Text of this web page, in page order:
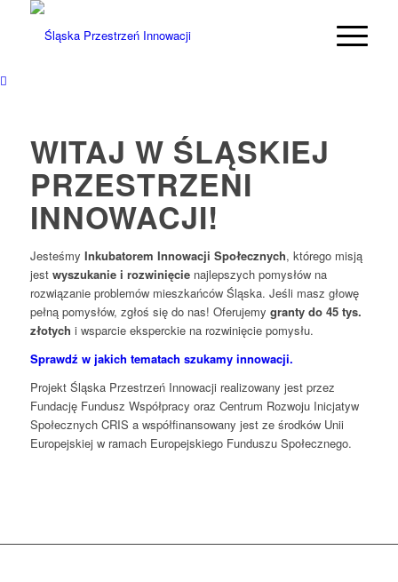
WITAJ W ŚLĄSKIEJ
PRZESTRZENI
INNOWACJI!
Jesteśmy Inkubatorem Innowacji Społecznych, którego misją
jest wyszukanie i rozwinięcie najlepszych pomysłów na
rozwiązanie problemów mieszkańców Śląska. Jeśli masz głowę
pełną pomysłów, zgłoś się do nas! Oferujemy granty do 45 tys.
złotych i wsparcie eksperckie na rozwinięcie pomysłu.
Sprawdź w jakich tematach szukamy innowacji.
Projekt Śląska Przestrzeń Innowacji realizowany jest przez
Fundację Fundusz Współpracy oraz Centrum Rozwoju Inicjatyw
Społecznych CRIS a współfinansowany jest ze środków Unii
Europejskiej w ramach Europejskiego Funduszu Społecznego.